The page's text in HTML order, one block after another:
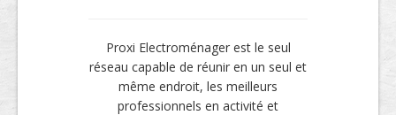
Proxi Electroménager est le seul
réseau capable de réunir en un seul et
même endroit, les meilleurs
professionnels en activité et